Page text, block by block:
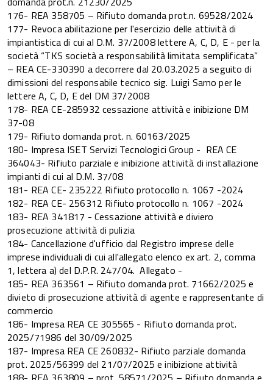
176- REA 358705 – Rifiuto domanda prot.n. 69528/2024
177- Revoca abilitazione per l'esercizio delle attività di
impiantistica di cui al D.M. 37/2008 lettere A, C, D, E - per la
società “TKS società a responsabilità limitata semplificata”
– REA CE-330390 a decorrere dal 20.03.2025 a seguito di
dimissioni del responsabile tecnico sig. Luigi Sarno per le
lettere A, C, D, E del DM 37/2008
178- REA CE-285932 cessazione attività e inibizione DM
37-08
179- Rifiuto domanda prot. n. 60163/2025
180- Impresa ISET Servizi Tecnologici Group - REA CE
364043- Rifiuto parziale e inibizione attività di installazione
impianti di cui al D.M. 37/08
181- REA CE- 235222 Rifiuto protocollo n. 1067 -2024
182- REA CE- 256312 Rifiuto protocollo n. 1067 -2024
183- REA 341817 - Cessazione attività e diviero
prosecuzione attività di pulizia
184- Cancellazione d'ufficio dal Registro imprese delle
imprese individuali di cui all'allegato elenco ex art. 2, comma
1, lettera a) del D.P.R. 247/04. Allegato -
185- REA 363561 – Rifiuto domanda prot. 71662/2025 e
divieto di prosecuzione attività di agente e rappresentante di
commercio
186- Impresa REA CE 305565 - Rifiuto domanda prot.
2025/71986 del 30/09/2025
187- Impresa REA CE 260832- Rifiuto parziale domanda
prot. 2025/56399 del 21/07/2025 e inibizione attività